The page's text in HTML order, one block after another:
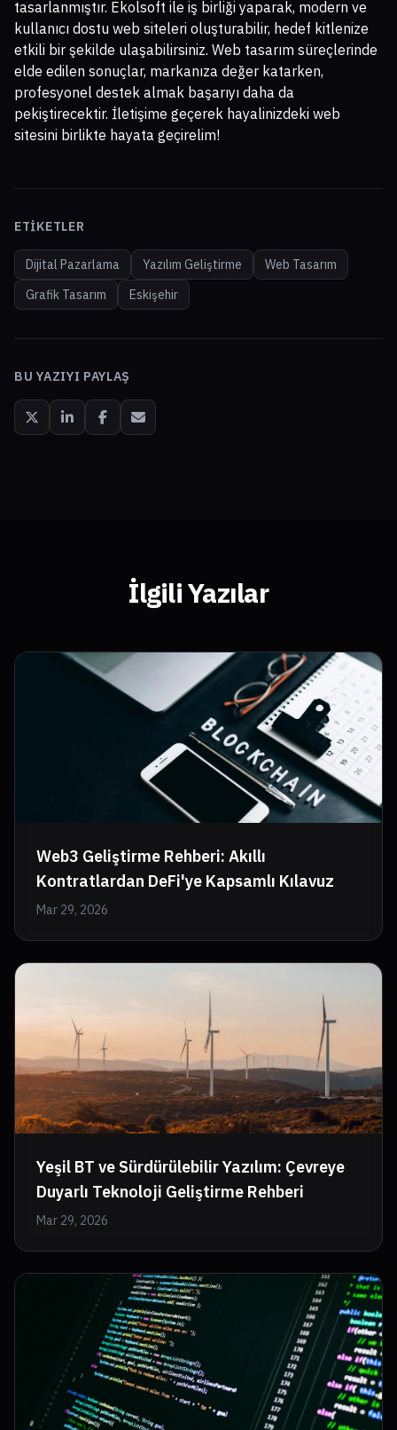
tasarlanmıştır. Ekolsoft ile iş birliği yaparak, modern ve
kullanıcı dostu web siteleri oluşturabilir, hedef kitlenize
etkili bir şekilde ulaşabilirsiniz. Web tasarım süreçlerinde
elde edilen sonuçlar, markanıza değer katarken,
profesyonel destek almak başarıyı daha da
pekiştirecektir. İletişime geçerek hayalinizdeki web
sitesini birlikte hayata geçirelim!
ETIKETLER
Dijital Pazarlama Yazılım Geliştirme
Web Tasarım
Grafik Tasarım
Eskişehir
BU YAZIYI PAYLAŞ
İlgili Yazılar
Web3 Geliştirme Rehberi: Akıllı
Kontratlardan DeFi'ye Kapsamlı Kılavuz
Mar 29, 2026
Yeşil BT ve Sürdürülebilir Yazılım: Çevreye
Duyarlı Teknoloji Geliştirme Rehberi
Mar 29, 2026